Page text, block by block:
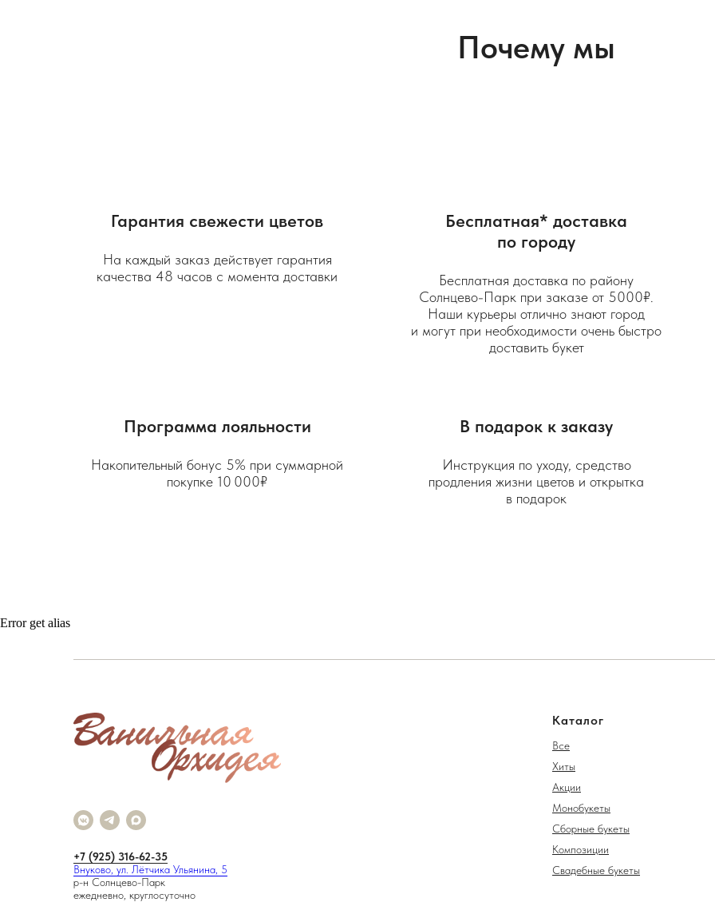
Почему мы
Гарантия свежести цветов
На каждый заказ действует гарантия
качества 48 часов с момента доставки
Бесплатная* доставка
по городу
Бесплатная доставка по району
Солнцево-Парк при заказе от 5000₽.
Наши курьеры отлично знают город
и могут при необходимости очень быстро
доставить букет
Программа лояльности
Накопительный бонус 5% при суммарной
покупке 10 000₽
В подарок к заказу
Инструкция по уходу, средство
продления жизни цветов и открытка
в подарок
Error get alias
+7 (925) 316-62-35
Внуково, ул. Лётчика Ульянина, 5
р-н Солнцево-Парк
ежедневно, круглосуточно
Каталог
Все
Хиты
Акции
Монобукеты
Сборные букеты
Композиции
Свадебные букеты